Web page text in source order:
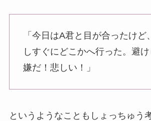
「今日はA君と目が合ったけど
しすぐにどこかへ行った。避
嫌だ！悲しい！」
というようなこともしょっちゅう